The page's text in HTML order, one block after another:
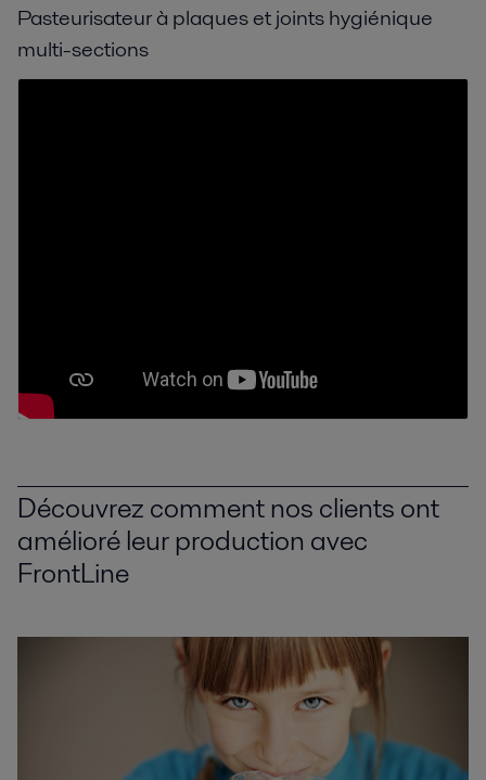
Pasteurisateur à plaques et joints hygiénique
multi-sections
Découvrez comment nos clients ont
amélioré leur production avec
FrontLine